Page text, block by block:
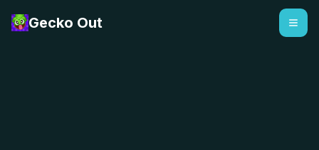
Gecko Out